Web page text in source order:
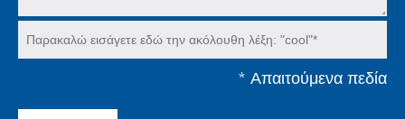
* Απαιτούμενα πεδία